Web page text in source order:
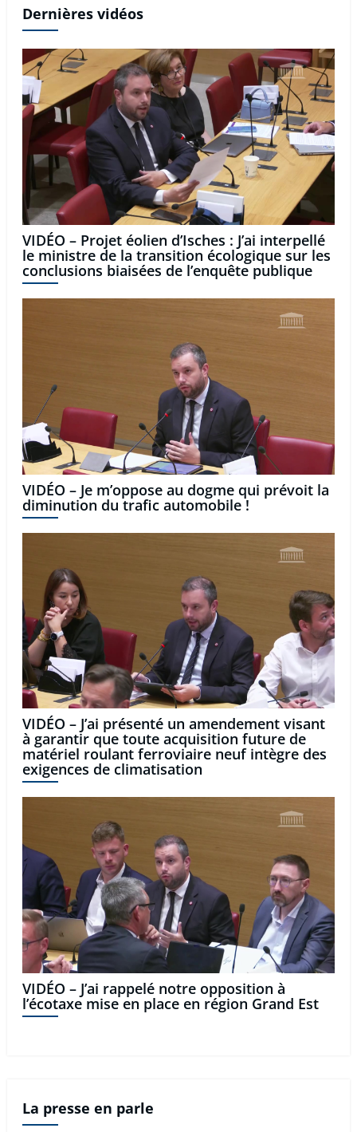
Dernières vidéos
VIDÉO – Projet éolien d’Isches : J’ai interpellé
le ministre de la transition écologique sur les
conclusions biaisées de l’enquête publique
VIDÉO – Je m’oppose au dogme qui prévoit la
diminution du trafic automobile !
VIDÉO – J’ai présenté un amendement visant
à garantir que toute acquisition future de
matériel roulant ferroviaire neuf intègre des
exigences de climatisation
VIDÉO – J’ai rappelé notre opposition à
l’écotaxe mise en place en région Grand Est
La presse en parle